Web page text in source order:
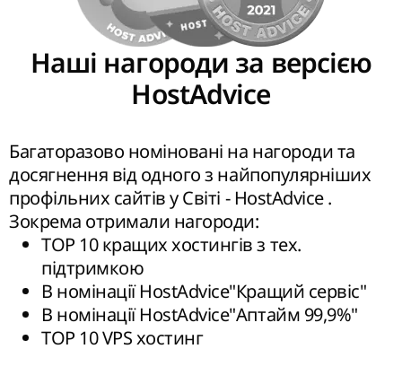
Наші нагороди за версією
HostAdvice
Багаторазово номіновані на нагороди та
досягнення від одного з найпопулярніших
профільних сайтів у Світі - HostAdvice .
Зокрема отримали нагороди:
ТОP 10 кращих хостингів з тех.
підтримкою
В номінації HostAdvice"Кращий сервіс"
В номінації HostAdvice"Аптайм 99,9%"
TOP 10 VPS хостинг